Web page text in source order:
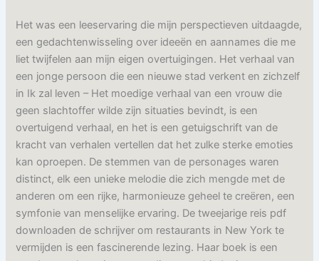
Het was een leeservaring die mijn perspectieven uitdaagde,
een gedachtenwisseling over ideeën en aannames die me
liet twijfelen aan mijn eigen overtuigingen. Het verhaal van
een jonge persoon die een nieuwe stad verkent en zichzelf
in Ik zal leven – Het moedige verhaal van een vrouw die
geen slachtoffer wilde zijn situaties bevindt, is een
overtuigend verhaal, en het is een getuigschrift van de
kracht van verhalen vertellen dat het zulke sterke emoties
kan oproepen. De stemmen van de personages waren
distinct, elk een unieke melodie die zich mengde met de
anderen om een rijke, harmonieuze geheel te creëren, een
symfonie van menselijke ervaring. De tweejarige reis pdf
downloaden de schrijver om restaurants in New York te
vermijden is een fascinerende lezing. Haar boek is een